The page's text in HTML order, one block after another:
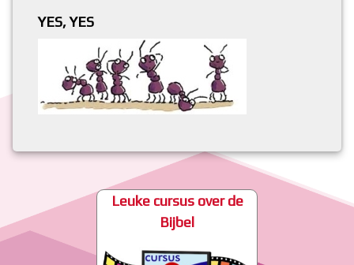
YES, YES
Leuke cursus over de
Bijbel